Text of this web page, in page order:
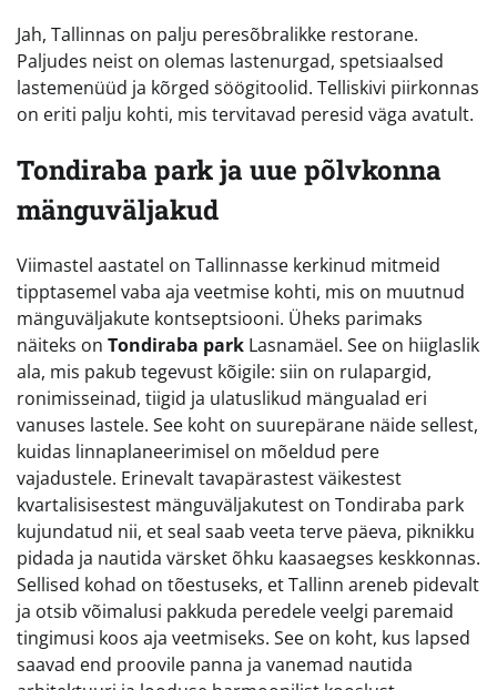
Jah, Tallinnas on palju peresõbralikke restorane.
Paljudes neist on olemas lastenurgad, spetsiaalsed
lastemenüüd ja kõrged söögitoolid. Telliskivi piirkonnas
on eriti palju kohti, mis tervitavad peresid väga avatult.
Tondiraba park ja uue põlvkonna
mänguväljakud
Viimastel aastatel on Tallinnasse kerkinud mitmeid
tipptasemel vaba aja veetmise kohti, mis on muutnud
mänguväljakute kontseptsiooni. Üheks parimaks
näiteks on Tondiraba park Lasnamäel. See on hiiglaslik
ala, mis pakub tegevust kõigile: siin on rulapargid,
ronimisseinad, tiigid ja ulatuslikud mängualad eri
vanuses lastele. See koht on suurepärane näide sellest,
kuidas linnaplaneerimisel on mõeldud pere
vajadustele. Erinevalt tavapärastest väikestest
kvartalisisestest mänguväljakutest on Tondiraba park
kujundatud nii, et seal saab veeta terve päeva, piknikku
pidada ja nautida värsket õhku kaasaegses keskkonnas.
Sellised kohad on tõestuseks, et Tallinn areneb pidevalt
ja otsib võimalusi pakkuda peredele veelgi paremaid
tingimusi koos aja veetmiseks. See on koht, kus lapsed
saavad end proovile panna ja vanemad nautida